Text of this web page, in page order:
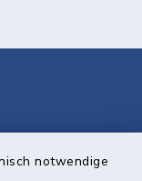
notwendige